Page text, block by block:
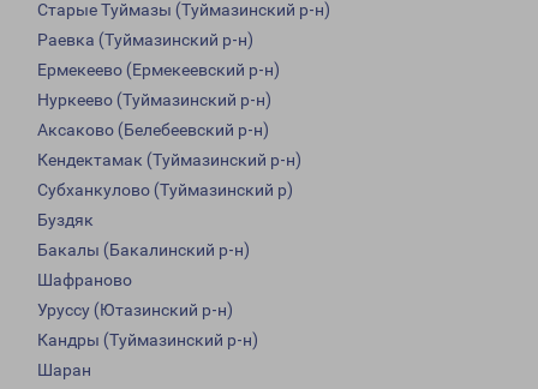
Старые Туймазы (Туймазинский р-н)
Раевка (Туймазинский р-н)
Ермекеево (Ермекеевский р-н)
Нуркеево (Туймазинский р-н)
Аксаково (Белебеевский р-н)
Кендектамак (Туймазинский р-н)
Субханкулово (Туймазинский р)
Буздяк
Бакалы (Бакалинский р-н)
Шафраново
Уруссу (Ютазинский р-н)
Кандры (Туймазинский р-н)
Шаран